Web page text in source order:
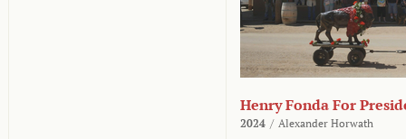
Henry Fonda For
2024 / Alexander Horwath